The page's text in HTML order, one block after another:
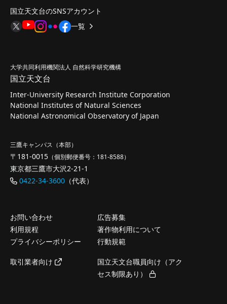
国立天文台のSNSアカウント
一覧
大学共同利用機関法人 自然科学研究機構
国立天文台
Inter-University Research Institute Corporation
National Institutes of Natural Sciences
National Astronomical Observatory of Japan
三鷹キャンパス（本部）
〒181-0015 （個別郵便番号：181-8588）
東京都三鷹市大沢2-21-1
0422-34-3600 （代表）
お問い合わせ
広告募集
利用規程
著作物利用について
プライバシーポリシー
行動規範
取引業者向け
国立天文台職員向け（アク
セス制限あり）